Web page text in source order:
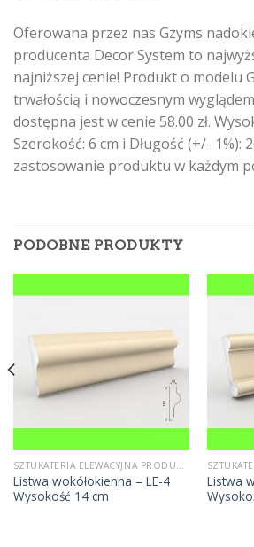
Oferowana przez nas Gzyms
producenta Decor System to
najniższej cenie! Produkt o modelu
trwałością i nowoczesnym
dostępna jest w cenie 58.00 zł.
Szerokość: 6 cm i Długość (+/- 1%):
zastosowanie produktu w każdym
PODOBNE PRODUKTY
SZTUKATERIA ELEWACYJNA PRODUCENT
Listwa wokółokienna – LE-4
Wysokość 14 cm
Listwa